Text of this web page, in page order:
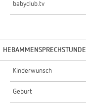
babyclub.tv
HEBAMMENSPRECHSTUNDE
Kinderwunsch
Geburt